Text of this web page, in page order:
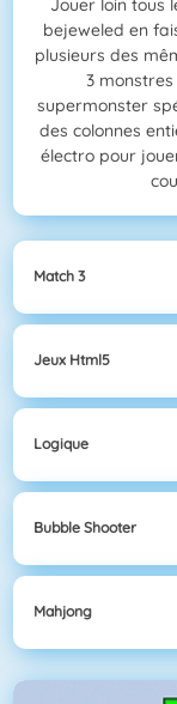
Jouer loin tous
bejeweled en
plusieurs des
3
supermonster
des colonnes
électro pour
Match 3
Jeux Html5
Logique
Bubble Shooter
Mahjong